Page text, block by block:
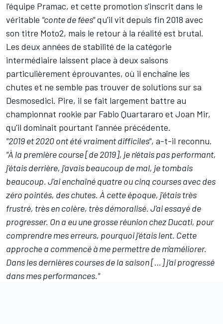
l'équipe Pramac, et cette promotion s'inscrit dans le
véritable "conte de fées"qu'il vit depuis fin 2018 avec
son titre Moto2, mais le retour à la réalité est brutal.
Les deux années de stabilité de la catégorie
intermédiaire laissent place à deux saisons
particulièrement éprouvantes, où il enchaîne les
chutes et ne semble pas trouver de solutions sur sa
Desmosedici. Pire, il se fait largement battre au
championnat rookie par Fabio Quartararo et Joan Mir,
qu'il dominait pourtant l'année précédente.
"2019 et 2020 ont été vraiment difficiles", a-t-il reconnu.
"À la première course [de 2019], je n'étais pas performant,
j'étais derrière, j'avais beaucoup de mal, je tombais
beaucoup. J'ai enchaîné quatre ou cinq courses avec des
zéro pointés, des chutes. À cette époque, j'étais très
frustré, très en colère, très démoralisé. J'ai essayé de
progresser. On a eu une grosse réunion chez Ducati, pour
comprendre mes erreurs, pourquoi j'étais lent. Cette
approche a commencé à me permettre de m'améliorer.
Dans les dernières courses de la saison […] j’ai progressé
dans mes performances."